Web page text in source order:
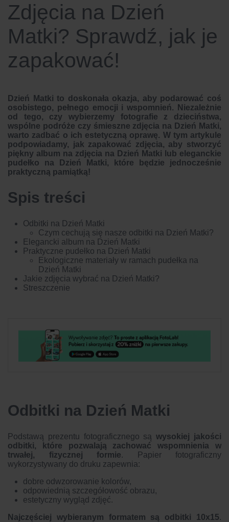
Zdjęcia na Dzień
Matki? Sprawdź, jak je
zapakować!
Dzień Matki to doskonała okazja, aby podarować coś
osobistego, pełnego emocji i wspomnień. Niezależnie
od tego, czy wybierzemy fotografie z dzieciństwa,
wspólne podróże czy śmieszne zdjęcia na Dzień Matki,
warto zadbać o ich estetyczną oprawę. W tym artykule
podpowiadamy, jak zapakować zdjęcia, aby stworzyć
piękny album na zdjęcia na Dzień Matki lub eleganckie
pudełko na Dzień Matki, które będzie jednocześnie
praktyczną pamiątką!
Spis treści
Odbitki na Dzień Matki
Czym cechują się nasze odbitki na Dzień Matki?
Elegancki album na Dzień Matki
Praktyczne pudełko na Dzień Matki
Ekologiczne materiały w ramach pudełka na
Dzień Matki
Jakie zdjęcia wybrać na Dzień Matki?
Streszczenie
Odbitki na Dzień Matki
Podstawą prezentu fotograficznego sąwysokiej jakości
odbitki, które pozwalają zachować wspomnienia w
trwałej, fizycznej formie. Papier fotograficzny
wykorzystywany do druku zapewnia:
dobre odwzorowanie kolorów,
odpowiednią szczegółowość obrazu,
estetyczny wygląd zdjęć.
Najczęściej wybieranym formatem są odbitki 10x15.